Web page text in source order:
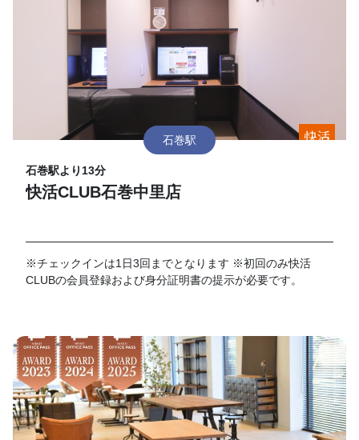
石巻駅
石巻駅より13分
快活CLUB石巻中里店
※チェックインは1日3回までとなります ※初回のみ快活
CLUBの会員登録および身分証明書の提示が必要です。